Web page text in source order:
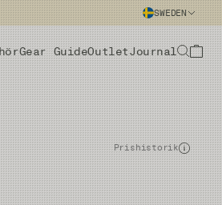
SWEDEN
Gear GuideOutletJournal
Prishistorik